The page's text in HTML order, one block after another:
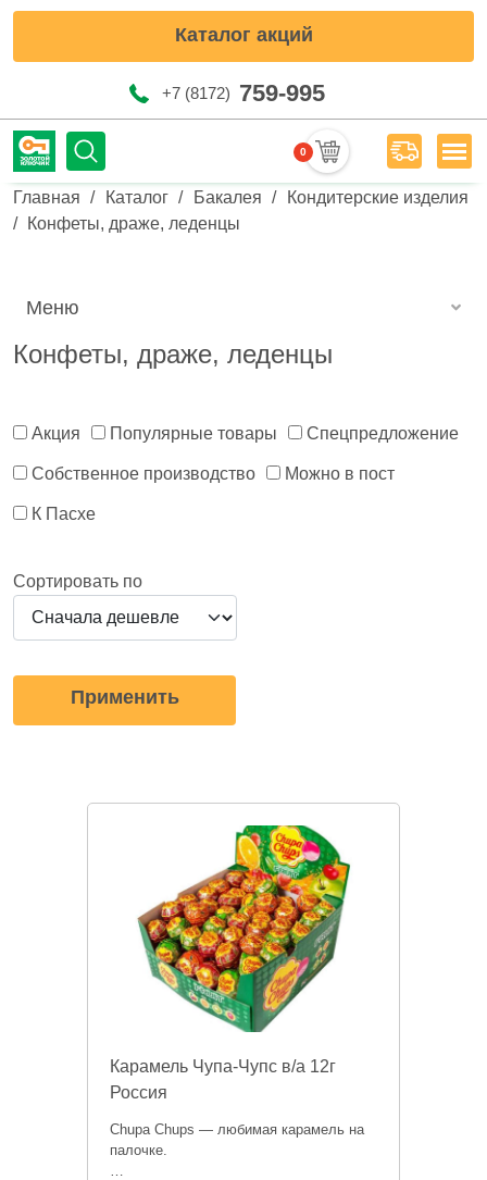
Каталог акций
+7 (8172) 759-995
0 Меню
Строка навигации
Главная Каталог Бакалея
Кондитерские изделия
Конфеты, драже, леденцы
Меню
Конфеты, драже, леденцы
Акция Популярные товары Спецпредложение
Собственное производство Можно в пост
К Пасхе
Сортировать по
Карамель Чупа-Чупс в/а 12г
Россия
Chupa Chups — любимая карамель на
палочке.